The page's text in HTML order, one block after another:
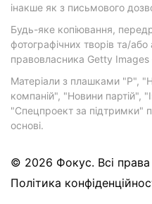
інакше як з письмового
Будь-яке копіювання,
фотографічних творів та/або
правовласника Getty
Матеріали з плашками "Р",
компаній", "Новини партій",
"Спецпроект за підтримки"
основі.
© 2026 Фокус. Всі права
Політика